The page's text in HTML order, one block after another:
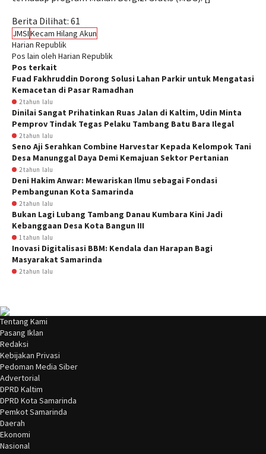
Berita Dilihat: 61
JMSIKecam Hilang Akun
Harian Republik
Pos lain oleh Harian Republik
Pos terkait
Fuad Fakhruddin Dorong Solusi Lahan Parkir untuk Mengatasi
Kemacetan di Pasar Ramadhan
2 tahun lalu
Dinilai Sangat Prihatinkan Ruas Jalan di Kaltim, Udin Minta
Pemprov Tindak Tegas Pelaku Tambang Batu Bara Ilegal
2 tahun lalu
Seno Aji Serahkan Combine Harvestar Kepada Kelompok Tani
Desa Manunggal Daya Demi Kemajuan Sektor Pertanian
2 tahun lalu
Deni Hakim Anwar: Mewariskan Ilmu sebagai Fondasi
Pembangunan Kota Samarinda
2 tahun lalu
Bukan Lagi Lubang Tambang Danau Kumbara Kini Jadi
Kebanggaan Desa Kota Bangun III
1 tahun lalu
Inovasi Digitalisasi BBM: Kendala dan Harapan Bagi
Masyarakat Samarinda
2 tahun lalu
Tentang Kami
Pasang Iklan
Redaksi
Kebijakan Privasi
Pedoman Media Siber
Advertorial
DPRD Kaltim
DPRD Kota Samarinda
Pemkot Samarinda
Daerah
Ekonomi
Nasional